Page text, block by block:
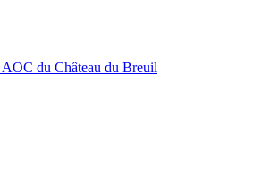
du Château du Breuil